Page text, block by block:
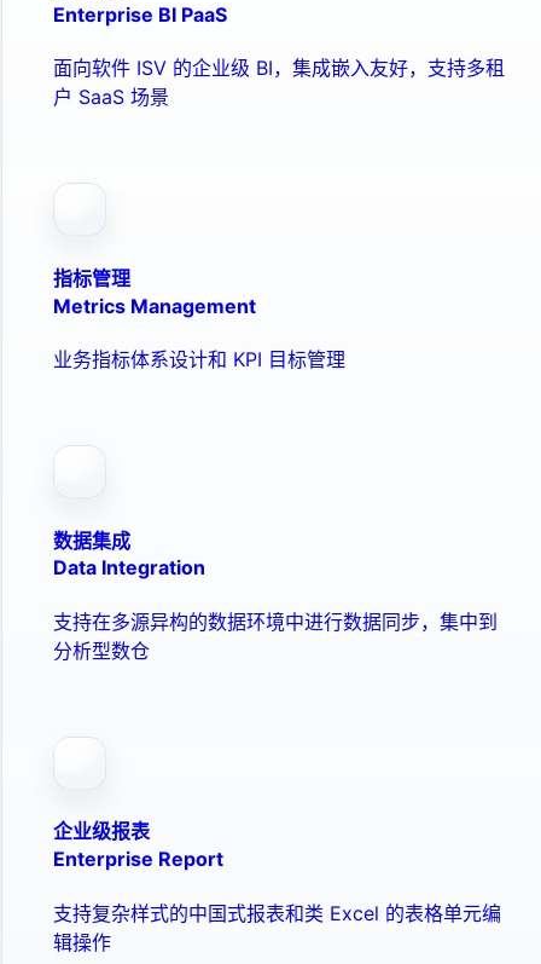
Enterprise BI PaaS
面向软件 ISV 的企业级 BI，集成嵌入友好，支持多租
户 SaaS 场景
指标管理
Metrics Management
业务指标体系设计和 KPI 目标管理
数据集成
Data Integration
支持在多源异构的数据环境中进行数据同步，集中到
分析型数仓
企业级报表
Enterprise Report
支持复杂样式的中国式报表和类 Excel 的表格单元编
辑操作